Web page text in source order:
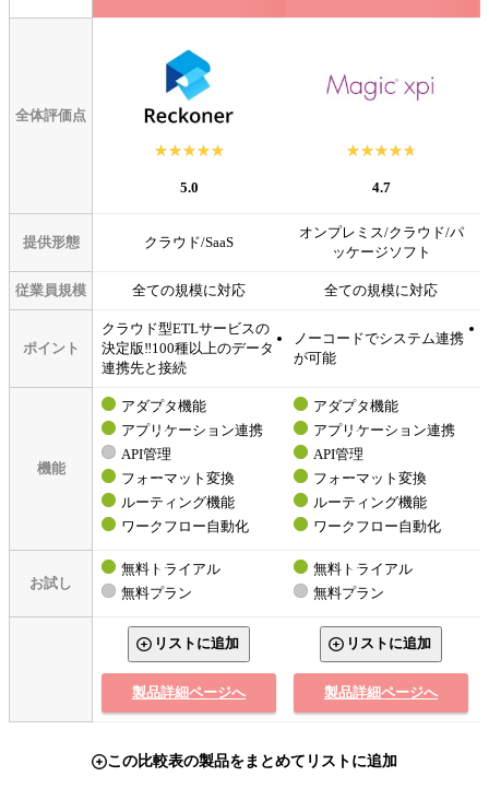
全体評価点
☆☆☆☆☆
★★★★★
5.0
☆☆☆☆☆
★★★★★
4.7
提供形態 クラウド/SaaS
オンプレミス/クラウド/パ
ッケージソフト
従業員規模 全ての規模に対応 全ての規模に対応
ポイント
クラウド型ETLサービスの
決定版‼100種以上のデータ
連携先と接続
ノーコードでシステム連携
が可能
機能
アダプタ機能
アプリケーション連携
API管理
フォーマット変換
ルーティング機能
ワークフロー自動化
アダプタ機能
アプリケーション連携
API管理
フォーマット変換
ルーティング機能
ワークフロー自動化
お試し
無料トライアル
無料プラン
無料トライアル
無料プラン
リストに追加
製品詳細ページへ
リストに追加
製品詳細ページへ
この比較表の製品をまとめてリストに追加